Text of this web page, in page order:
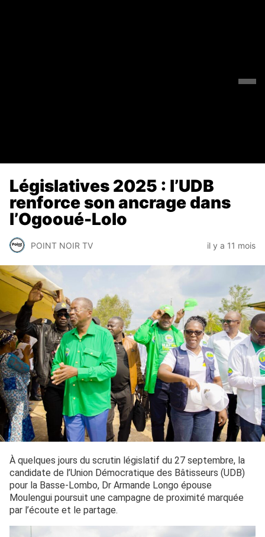
Législatives 2025 : l’UDB
renforce son ancrage dans
l’Ogooué-Lolo
POINT NOIR TV il y a 11 mois
À quelques jours du scrutin législatif du 27 septembre, la
candidate de l’Union Démocratique des Bâtisseurs (UDB)
pour la Basse-Lombo, Dr Armande Longo épouse
Moulengui poursuit une campagne de proximité marquée
par l’écoute et le partage.